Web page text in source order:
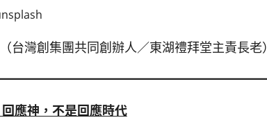
台灣創集團共同創辦人／東湖禮拜堂主責長老）
應神，不是回應時代